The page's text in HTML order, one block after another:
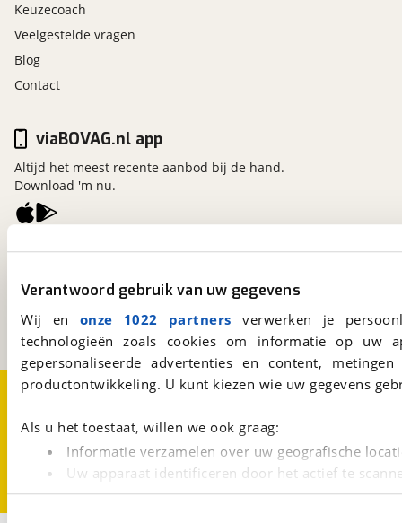
Verantwoord gebruik van uw gegevens
Wij en onze 1022 partners verwerken je
technologieën zoals cookies om informatie op
gepersonaliseerde advertenties en content,
productontwikkeling. U kunt kiezen wie uw gegevens
Als u het toestaat, willen we ook graag:
Informatie verzamelen over uw geografische
Uw apparaat identificeren door het actief te
Lees meer over hoe uw persoonlijke gegevens worden
Keuzecoach
Veelgestelde vragen
Blog
Contact
viaBOVAG.nl
Kosterijland
3981 AJ Bunnik
Een initiatief van
BOVAG
viaBOVAG.nl app
Altijd het meest recente aanbod bij de hand.
Download 'm nu.
Over viaBOVAG.nlDisclaimer- en Privacyverklaring